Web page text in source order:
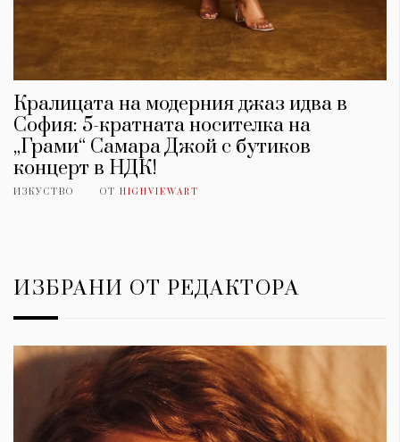
Кралицата на модерния джаз идва в
София: 5-кратната носителка на
„Грами“ Самара Джой с бутиков
концерт в НДК!
ИЗКУСТВО ОТ HIGHVIEWART
ИЗБРАНИ ОТ РЕДАКТОРА